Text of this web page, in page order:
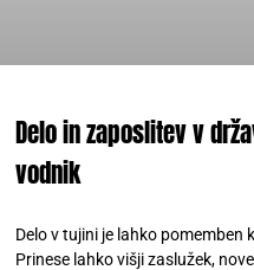
Delo in zaposlitev v
vodnik
Delo v tujini je lahko pomemben
Prinese lahko višji zaslužek,